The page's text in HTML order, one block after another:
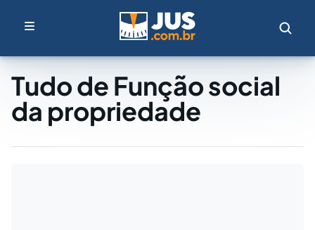
Tudo de Função social
da propriedade